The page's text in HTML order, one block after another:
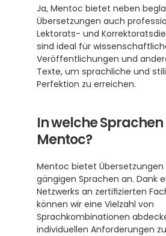
Ja, Mentoc bietet neben
Übersetzungen auch
Lektorats- und
sind ideal für
Veröffentlichungen und
Texte, um sprachliche und
Perfektion zu erreichen.
In welche
Mentoc?
Mentoc bietet Übersetzungen
gängigen Sprachen an. Dank
Netzwerks an zertifizierten
können wir eine Vielzahl von
Sprachkombinationen
individuellen Anforderungen